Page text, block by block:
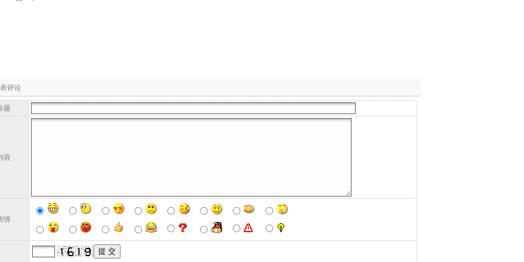
评论
题
容
情